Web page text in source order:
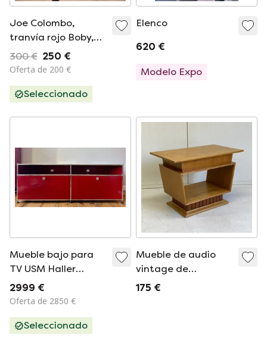
Joe Colombo,
tranvía rojo Boby,
ca. 1970
300 € 250 €
Oferta de 200 €
Seleccionado
Elenco
620 €
Modelo Expo
Mueble bajo para
TV USM Haller
original | Rojo rubí |
Excelente estado |
propietario
2999 €
Oferta de 2850 €
Seleccionado
Mueble de audio
vintage de
mediados de siglo,
175 €